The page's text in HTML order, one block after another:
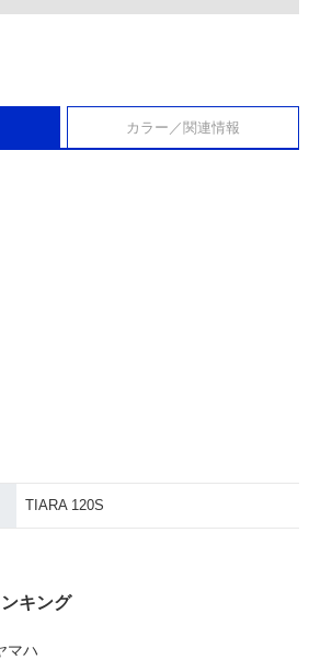
カラー／関連情報
TIARA 120S
キング
マハ